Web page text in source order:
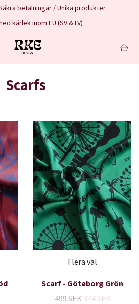
betalningar / Unika produkter
kärlek inom EU (SV & LV)
Scarfs
Flera val
Scarf - Göteborg Grön
499 SEK 374 SEK